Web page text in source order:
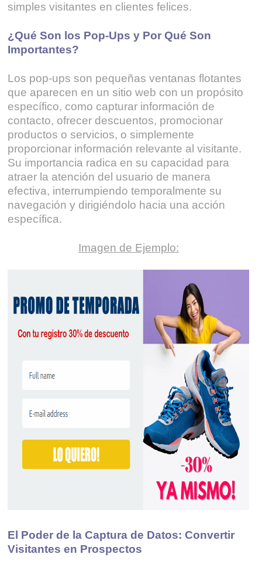
simples visitantes en clientes felices.
¿Qué Son los Pop-Ups y Por Qué Son
Importantes?
Los pop-ups son pequeñas ventanas flotantes
que aparecen en un sitio web con un propósito
específico, como capturar información de
contacto, ofrecer descuentos, promocionar
productos o servicios, o simplemente
proporcionar información relevante al visitante.
Su importancia radica en su capacidad para
atraer la atención del usuario de manera
efectiva, interrumpiendo temporalmente su
navegación y dirigiéndolo hacia una acción
específica.
Imagen de Ejemplo:
El Poder de la Captura de Datos: Convertir
Visitantes en Prospectos